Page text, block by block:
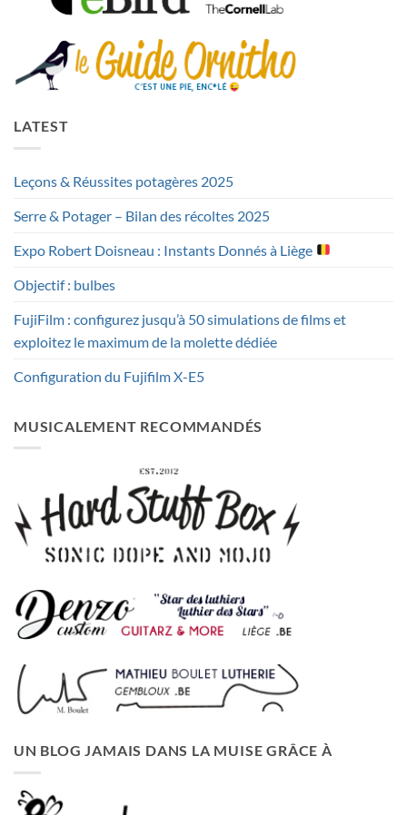
LATEST
Leçons & Réussites potagères 2025
Serre & Potager – Bilan des récoltes 2025
Expo Robert Doisneau : Instants Donnés à Liège
Objectif : bulbes
FujiFilm : configurez jusqu’à 50 simulations de films et
exploitez le maximum de la molette dédiée
Configuration du Fujifilm X-E5
MUSICALEMENT RECOMMANDÉS
UN BLOG JAMAIS DANS LA MUISE GRÂCE À